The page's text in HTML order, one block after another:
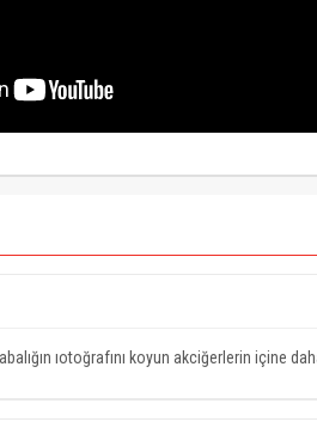
ıotoğrafını koyun akciğerlerin içine